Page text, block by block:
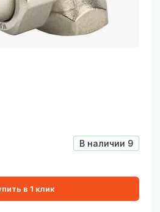
В наличии 9
в 1 клик